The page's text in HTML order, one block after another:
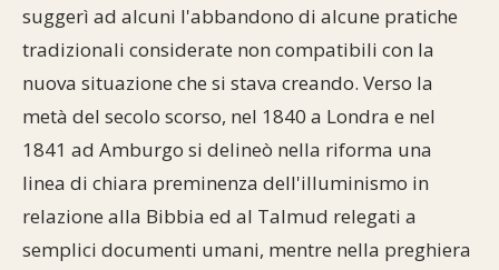
suggerì ad alcuni l'abbandono di alcune pratiche
tradizionali considerate non compatibili con la
nuova situazione che si stava creando. Verso la
metà del secolo scorso, nel 1840 a Londra e nel
1841 ad Amburgo si delineò nella riforma una
linea di chiara preminenza dell'illuminismo in
relazione alla Bibbia ed al Talmud relegati a
semplici documenti umani, mentre nella preghiera